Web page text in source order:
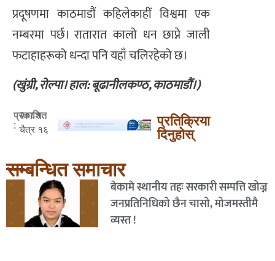
प्रदूषणमा काठमाडौं कहिलेकाहीं विश्वमा एक
नम्बरमा पर्छ। रातारात कालो धन छाप्ने जाली
फटाहाहरूको धन्दा पनि यहाँ चलिरहेको छ।
(खुंग्री, रोल्पा। हाल: बूढानीलकण्ठ, काठमाडौं।)
प्रकाशित
:
२०८१
चैत्र १६
प्रतिक्रिया
दिनुहोस्
सम्बन्धित समाचार
बेकामे स्थानीय तहः सरकारी सम्पत्ति खोज्न
जनप्रतिनिधिको छैन चासो, मोजमस्तीमै
व्यस्त !